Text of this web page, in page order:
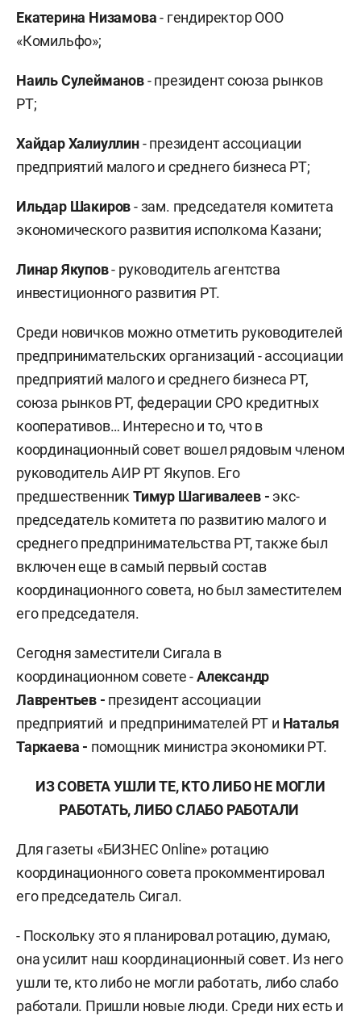
Екатерина Низамова- гендиректор ООО
«Комильфо»;
Наиль Сулейманов- президент союза рынков
РТ;
Хайдар Халиуллин- президент ассоциации
предприятий малого и среднего бизнеса РТ;
Ильдар Шакиров- зам. председателя комитета
экономического развития исполкома Казани;
Линар Якупов- руководитель агентства
инвестиционного развития РТ.
Среди новичков можно отметить руководителей
предпринимательских организаций - ассоциации
предприятий малого и среднего бизнеса РТ,
союза рынков РТ, федерации СРО кредитных
кооперативов… Интересно и то, что в
координационный совет вошел рядовым членом
руководитель АИР РТ Якупов. Его
предшественникТимур Шагивалеев - экс-
председатель комитета по развитию малого и
среднего предпринимательства РТ, также был
включен еще в самый первый состав
координационного совета, но был заместителем
его председателя.
Сегодня заместители Сигала в
координационном совете -Александр
Лаврентьев - президент ассоциации
предприятий и предпринимателей РТ и Наталья
Таркаева - помощник министра экономики РТ.
ИЗ СОВЕТА УШЛИ ТЕ, КТО ЛИБО НЕ МОГЛИ
РАБОТАТЬ, ЛИБО СЛАБО РАБОТАЛИ
Для газеты «БИЗНЕС Online» ротацию
координационного совета прокомментировал
его председатель Сигал.
- Поскольку это я планировал ротацию, думаю,
она усилит наш координационный совет. Из него
ушли те, кто либо не могли работать, либо слабо
работали. Пришли новые люди. Среди них есть и